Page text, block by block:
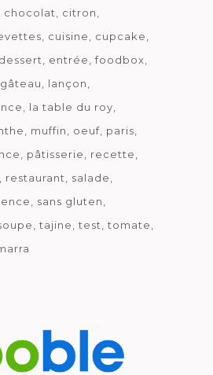
chocolat
citron
cuisine
cupcake
dessert entrée
foodbox
gâteau
lançon
la table du roy
muffin oeuf paris
pâtisserie
recette
restaurant
salade
sans gluten
tajine test tomate